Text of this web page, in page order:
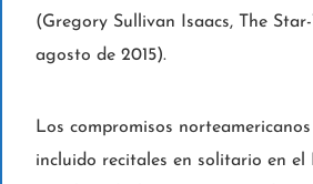
(Gregory Sullivan Isaacs, The
agosto de 2015).
Los compromisos
incluido recitales en solitario en el